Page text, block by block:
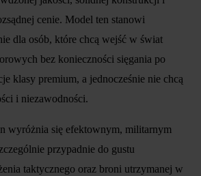
cenie. Model ten stanowi
dla osób, które chcą wejść w świat
bez konieczności sięgania po
klasy premium, a jednocześnie nie chcą
i niezawodności.
wyróżnia się efektownym, militarnym
przypadnie do gustu
taktycznego oraz broni utrzymanej w